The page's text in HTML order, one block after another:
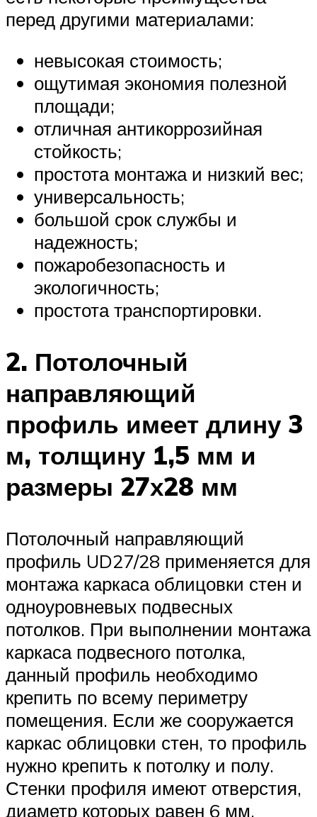
перед другими материалами:
невысокая стоимость;
ощутимая экономия полезной
площади;
отличная антикоррозийная
стойкость;
простота монтажа и низкий вес;
универсальность;
большой срок службы и
надежность;
пожаробезопасность и
экологичность;
простота транспортировки.
2. Потолочный
направляющий
профиль имеет длину 3
м, толщину 1,5 мм и
размеры 27х28 мм
Потолочный направляющий
профиль UD27/28 применяется для
монтажа каркаса облицовки стен и
одноуровневых подвесных
потолков. При выполнении монтажа
каркаса подвесного потолка,
данный профиль необходимо
крепить по всему периметру
помещения. Если же сооружается
каркас облицовки стен, то профиль
нужно крепить к потолку и полу.
Стенки профиля имеют отверстия,
диаметр которых равен 6 мм,